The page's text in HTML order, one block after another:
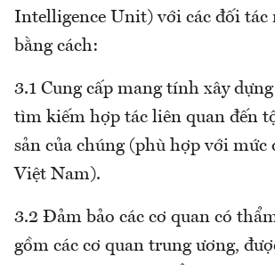
Intelligence Unit) với các đối tác
bằng cách:
3.1 Cung cấp mang tính xây
tìm kiếm hợp tác liên quan đến
sản của chúng (phù hợp với mức
Việt Nam).
3.2 Đảm bảo các cơ quan có
gồm các cơ quan trung ương,